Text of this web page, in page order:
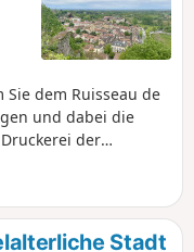
Sie dem Ruisseau de
und dabei die
der
Stadt